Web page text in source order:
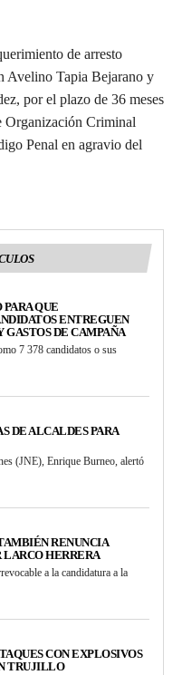
de arresto
Avelino Tapia Bejarano y
por el plazo de 36 meses
Organización Criminal
Penal en agravio del
QUE
ENTREGUEN
GASTOS DE CAMPAÑA
7 378 candidatos o sus
DE ALCALDES PARA
(JNE), Enrique Burneo, alertó
RENUNCIA
LARCO HERRERA
a la candidatura a la
CON EXPLOSIVOS
TRUJILLO